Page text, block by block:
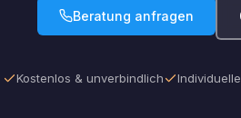
Beratung anfragen
Kostenlos & unverbindlich